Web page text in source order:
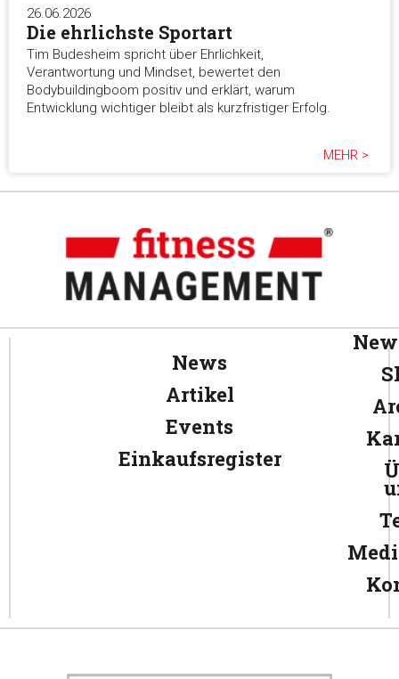
26.06.2026
Die ehrlichste Sportart
Tim Budesheim spricht über Ehrlichkeit,
Verantwortung und Mindset, bewertet den
Bodybuildingboom positiv und erklärt, warum
Entwicklung wichtiger bleibt als kurzfristiger Erfolg.
MEHR >
News
Artikel
Events
Einkaufsregister